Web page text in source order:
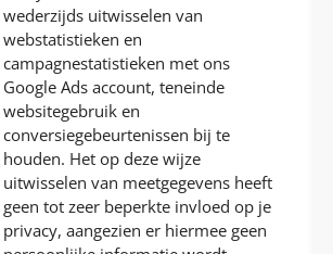
wederzijds uitwisselen van
webstatistieken en
campagnestatistieken met ons
Google Ads account, teneinde
websitegebruik en
conversiegebeurtenissen bij te
houden. Het op deze wijze
uitwisselen van meetgegevens heeft
geen tot zeer beperkte invloed op je
privacy, aangezien er hiermee geen